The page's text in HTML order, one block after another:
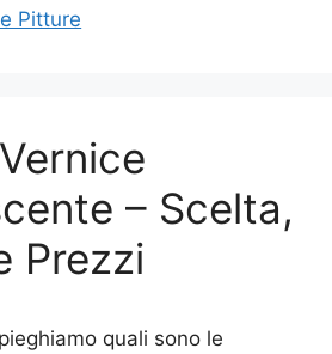
Pitture
– Scelta,
Prezzi
quali sono le